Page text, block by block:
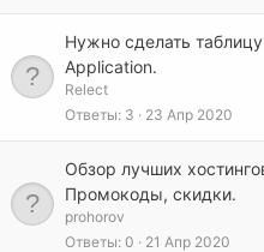
Нужно сделать
Application.
Relect
Ответы 3 23 Апр 2020
Обзор лучших
Промокоды, скидки.
prohorov
Ответы 0 21 Апр 2020